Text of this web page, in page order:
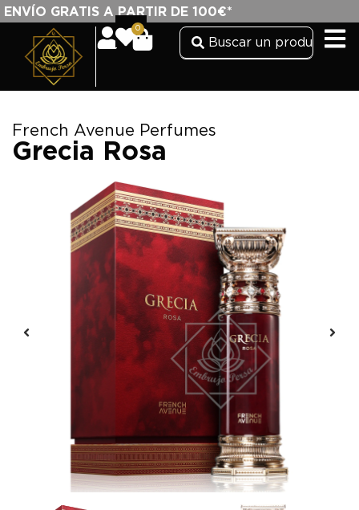
ENVÍO GRATIS A PARTIR DE 100€*
0
French Avenue Perfumes
Grecia Rosa